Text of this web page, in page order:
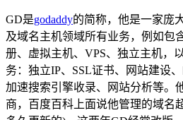
GD是godaddy的简称，他是一家庞
及域名主机领域所有业务，例如包
册、虚拟主机、VPS、独立主机，
务：独立IP、SSL证书、网站建设
加速搜索引擎收录、网站分析等。
商，百度百科上面说他管理的域名